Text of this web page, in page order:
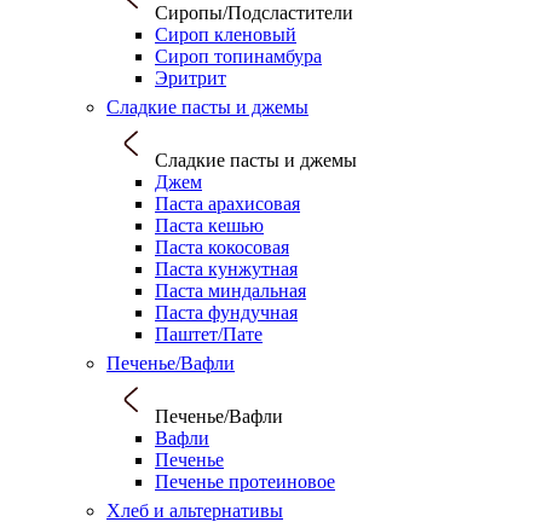
Сиропы/Подсластители
Сироп кленовый
Сироп топинамбура
Эритрит
Сладкие пасты и джемы
Сладкие пасты и джемы
Джем
Паста арахисовая
Паста кешью
Паста кокосовая
Паста кунжутная
Паста миндальная
Паста фундучная
Паштет/Пате
Печенье/Вафли
Печенье/Вафли
Вафли
Печенье
Печенье протеиновое
Хлеб и альтернативы